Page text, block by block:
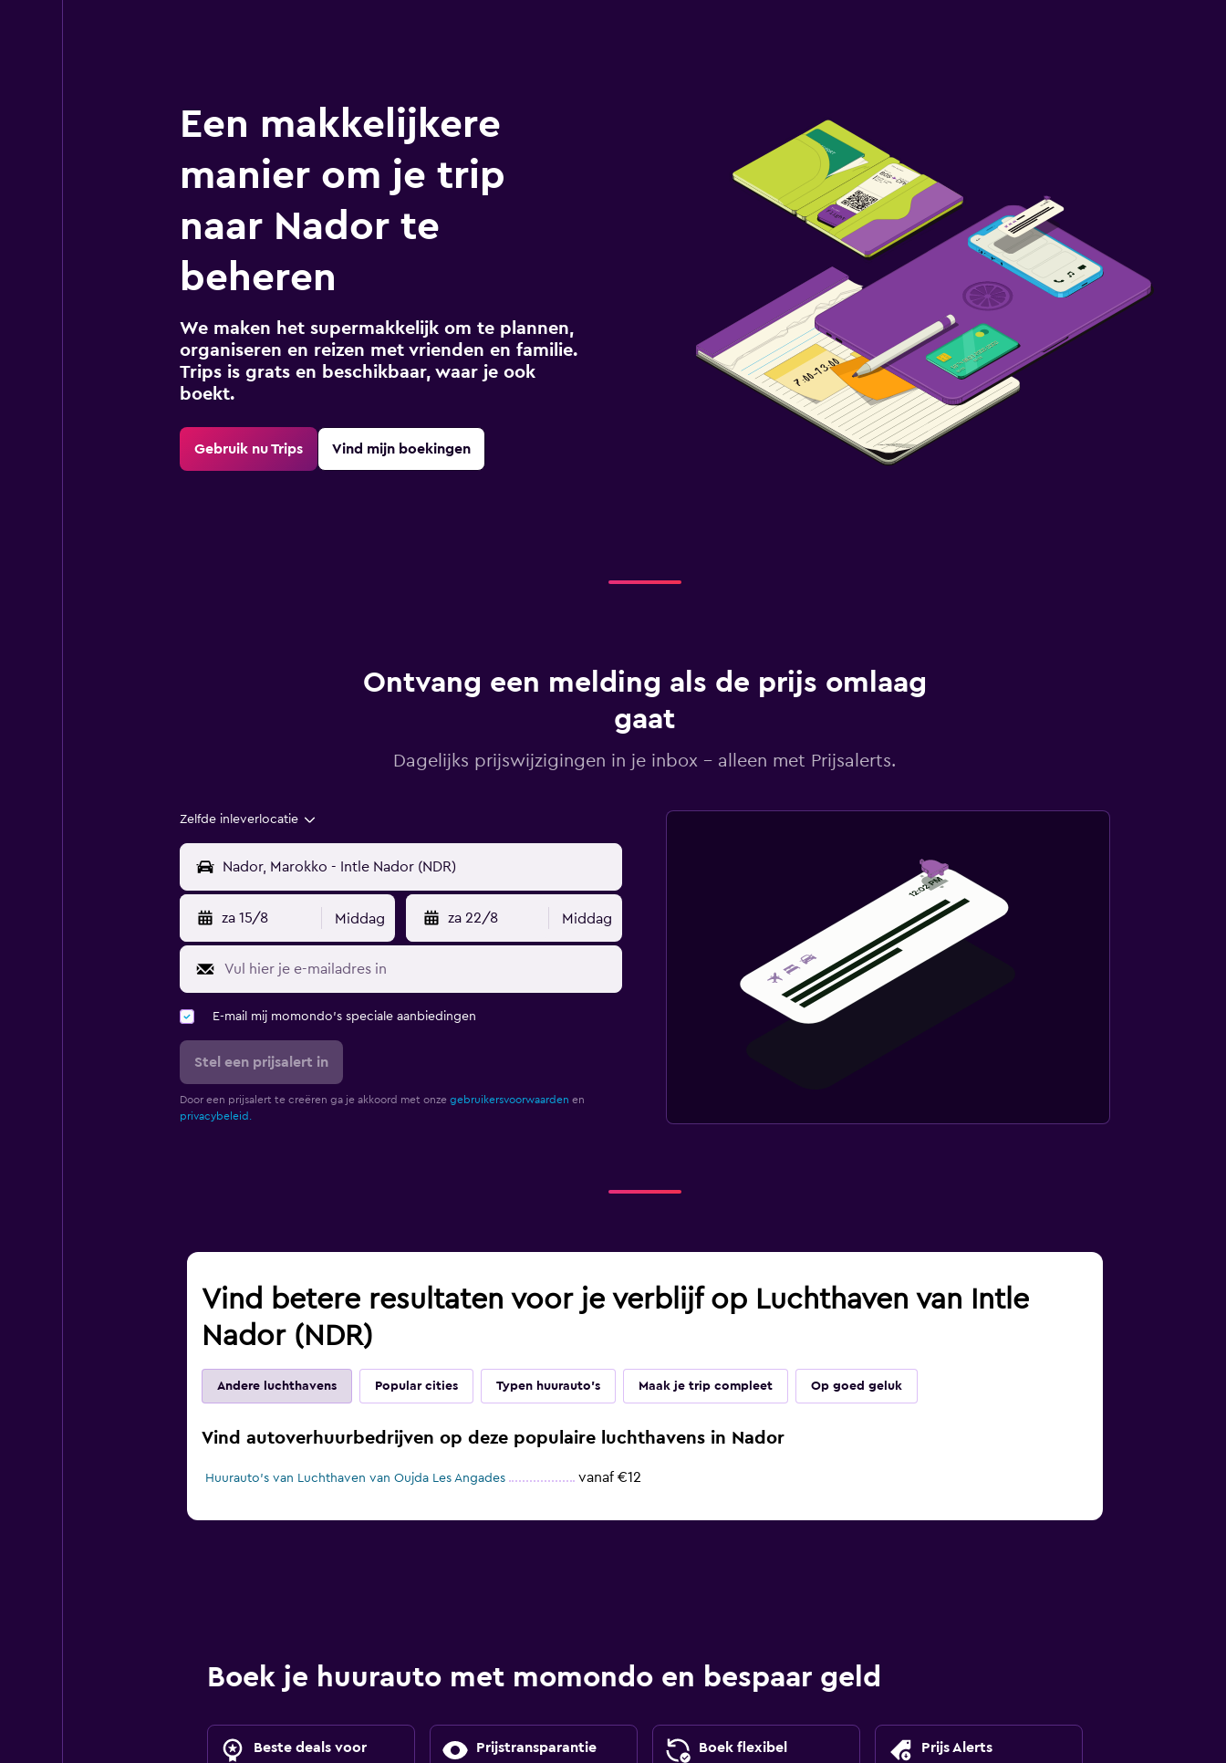
Een makkelijkere
manier om je trip
naar Nador te
beheren
We maken het supermakkelijk om te plannen,
organiseren en reizen met vrienden en familie.
Trips is grats en beschikbaar, waar je ook
boekt.
Gebruik nu Trips Vind mijn boekingen
Ontvang een melding als de prijs omlaag
gaat
Dagelijks prijswijzigingen in je inbox - alleen met Prijsalerts.
Zelfde inleverlocatie
za 15/8 Middag za 22/8 Middag
E-mail mij momondo's speciale aanbiedingen
Stel een prijsalert in
Door een prijsalert te creëren ga je akkoord met onze gebruikersvoorwaarden en
privacybeleid.
Vind betere resultaten voor je verblijf op Luchthaven van Intle
Nador (NDR)
Andere luchthavens Popular cities Typen huurauto's Maak je trip compleet Op goed geluk
Vind autoverhuurbedrijven op deze populaire luchthavens in Nador
Huurauto's van Luchthaven van Oujda Les Angades vanaf €12
Boek je huurauto met momondo en bespaar geld
Beste deals voor
Prijstransparantie Boek flexibel Prijs Alerts